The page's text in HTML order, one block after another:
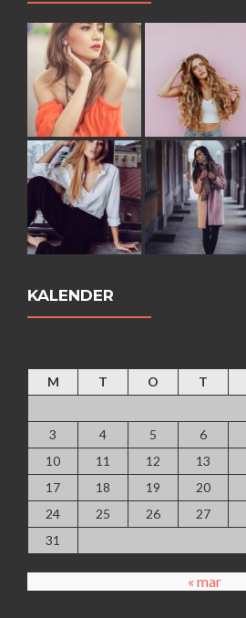
KALENDER
M T O T
3
4 5 6
10
11 12 13
17
18 19 20
24
25 26 27
31
« mar